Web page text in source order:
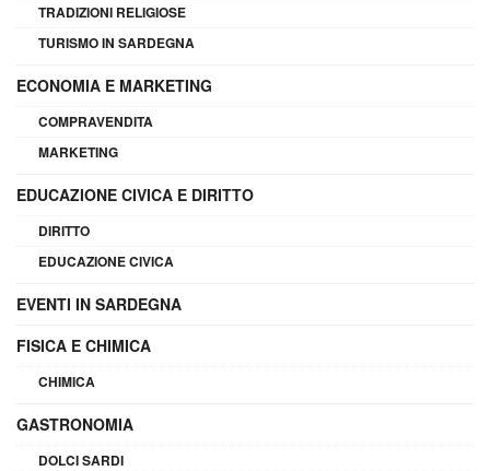
TRADIZIONI RELIGIOSE
TURISMO IN SARDEGNA
ECONOMIA E MARKETING
COMPRAVENDITA
MARKETING
EDUCAZIONE CIVICA E DIRITTO
DIRITTO
EDUCAZIONE CIVICA
EVENTI IN SARDEGNA
FISICA E CHIMICA
CHIMICA
GASTRONOMIA
DOLCI SARDI